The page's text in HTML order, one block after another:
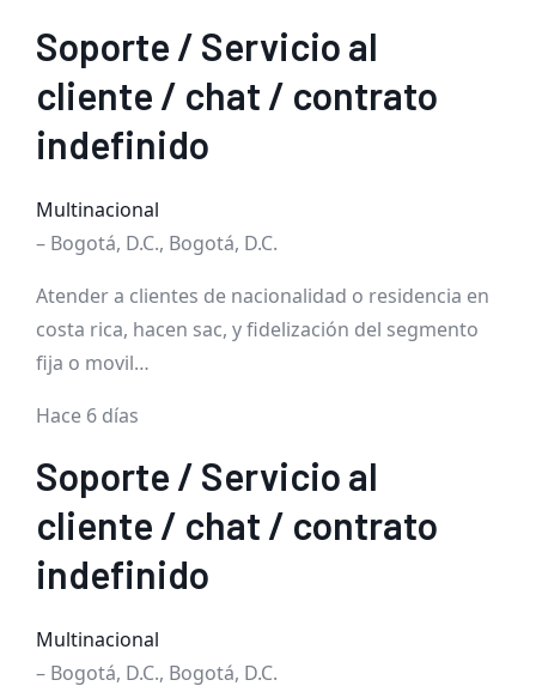
Soporte / Servicio al
cliente / chat / contrato
indefinido
Multinacional
– Bogotá, D.C., Bogotá, D.C.
Atender a clientes de nacionalidad o residencia en
costa rica, hacen sac, y fidelización del segmento
fija o movil…
Hace 6 días
Soporte / Servicio al
cliente / chat / contrato
indefinido
Multinacional
– Bogotá, D.C., Bogotá, D.C.